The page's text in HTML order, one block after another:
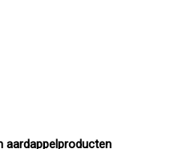
aardappelproducten